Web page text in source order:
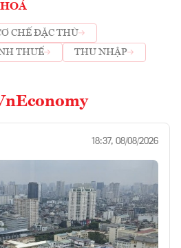
CHẾ ĐẶC THÙ
THUẾ THU NHẬP
18:37, 08/08/2026